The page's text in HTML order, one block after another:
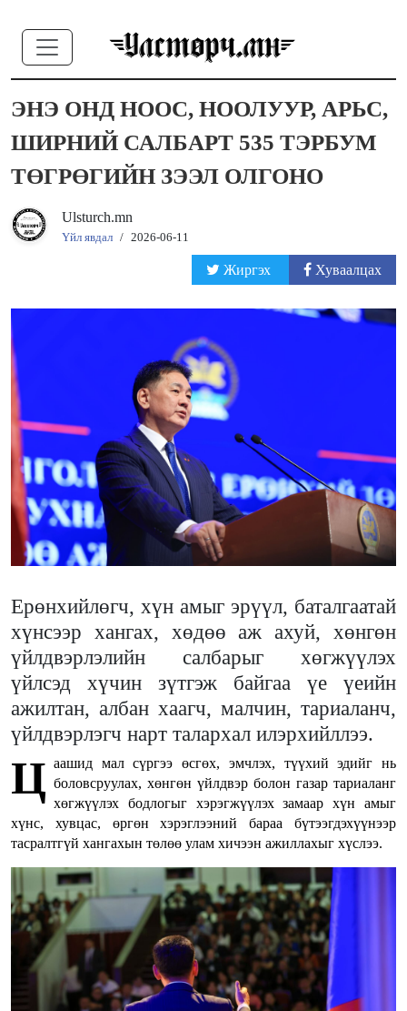
ЭНЭ ОНД НООС, НООЛУУР, АРЬС,
ШИРНИЙ САЛБАРТ 535 ТЭРБУМ
ТӨГРӨГИЙН ЗЭЭЛ ОЛГОНО
Ulsturch.mn
Үйл явдал / 2026-06-11
Жиргэх Хуваалцах
Ерөнхийлөгч, хүн амыг эрүүл, баталгаатай
хүнсээр хангах, хөдөө аж ахуй, хөнгөн
үйлдвэрлэлийн салбарыг хөгжүүлэх
үйлсэд хүчин зүтгэж байгаа үе үеийн
ажилтан, албан хаагч, малчин, тариаланч,
үйлдвэрлэгч нарт талархал илэрхийллээ.
Ц аашид мал сүргээ өсгөх, эмчлэх, түүхий эдийг нь
боловсруулах, хөнгөн үйлдвэр болон газар тариаланг
хөгжүүлэх бодлогыг хэрэгжүүлэх замаар хүн амыг
хүнс, хувцас, өргөн хэрэглээний бараа бүтээгдэхүүнээр
тасралтгүй хангахын төлөө улам хичээн ажиллахыг хүслээ.